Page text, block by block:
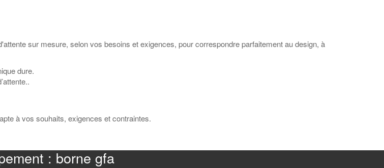
sur mesure, selon vos besoins et exigences, pour correspondre parfaitement au design, à
dure.
à vos souhaits, exigences et contraintes.
: borne gfa